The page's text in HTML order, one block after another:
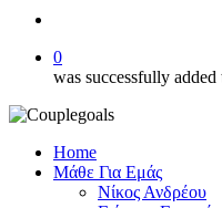
0
was successfully
Home
Μάθε Για Εμάς
Νίκος Ανδρέου